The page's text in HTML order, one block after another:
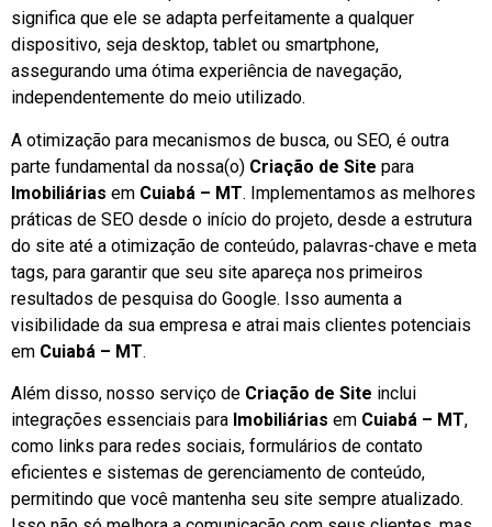
significa que ele se adapta perfeitamente a qualquer
dispositivo, seja desktop, tablet ou smartphone,
assegurando uma ótima experiência de navegação,
independentemente do meio utilizado.
A otimização para mecanismos de busca, ou SEO, é outra
parte fundamental da nossa(o) Criação de Site para
Imobiliárias em Cuiabá – MT. Implementamos as melhores
práticas de SEO desde o início do projeto, desde a estrutura
do site até a otimização de conteúdo, palavras-chave e meta
tags, para garantir que seu site apareça nos primeiros
resultados de pesquisa do Google. Isso aumenta a
visibilidade da sua empresa e atrai mais clientes potenciais
em Cuiabá – MT.
Além disso, nosso serviço de Criação de Site inclui
integrações essenciais para Imobiliárias em Cuiabá – MT,
como links para redes sociais, formulários de contato
eficientes e sistemas de gerenciamento de conteúdo,
permitindo que você mantenha seu site sempre atualizado.